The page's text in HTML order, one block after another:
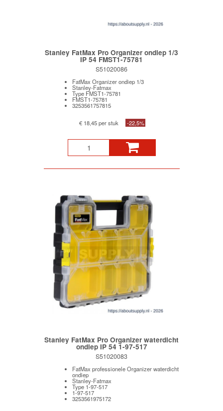
Stanley FatMax Pro Organizer ondiep 1/3
IP 54 FMST1-75781
S51020086
FatMax Organizer ondiep 1/3
Stanley-Fatmax
Type FMST1-75781
FMST1-75781
3253561757815
€ 18,45 per stuk -22,5%
Stanley FatMax Pro Organizer waterdicht
ondiep IP 54 1-97-517
S51020083
FatMax professionele Organizer waterdicht
ondiep
Stanley-Fatmax
Type 1-97-517
1-97-517
3253561975172